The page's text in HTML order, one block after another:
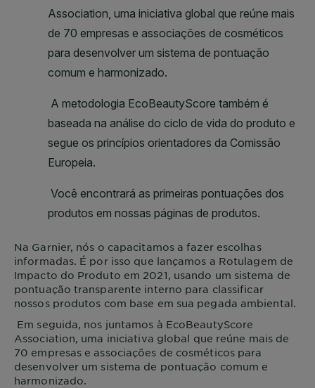
Na Garnier, nós o capacitamos a fazer escolhas
informadas. É por isso que lançamos a Rotulagem de
Impacto do Produto em 2021, usando um sistema de
pontuação transparente interno para classificar
nossos produtos com base em sua pegada ambiental.
Em seguida, nos juntamos à EcoBeautyScore
Association, uma iniciativa global que reúne mais de
70 empresas e associações de cosméticos para
desenvolver um sistema de pontuação comum e
harmonizado.